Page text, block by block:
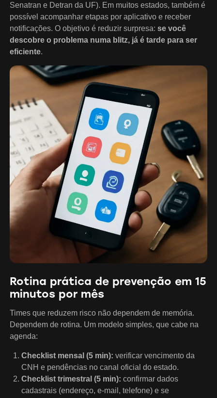
Senatran e Detran da UF). Em muitos estados, também é
possível acompanhar etapas por aplicativo e receber
notificações. O objetivo é reduzir surpresa: se você
descobre o problema numa blitz, já é tarde para ser
eficiente.
Rotina prática de prevenção em 15
minutos por mês
Times que reduzem risco não dependem de memória.
Dependem de rotina. Um modelo simples, que cabe na
agenda:
Checklist mensal (5 min): verificar vencimento da
CNH e pendências no canal oficial do estado.
Checklist trimestral (5 min): confirmar dados
cadastrais (endereço, e-mail, telefone) e se